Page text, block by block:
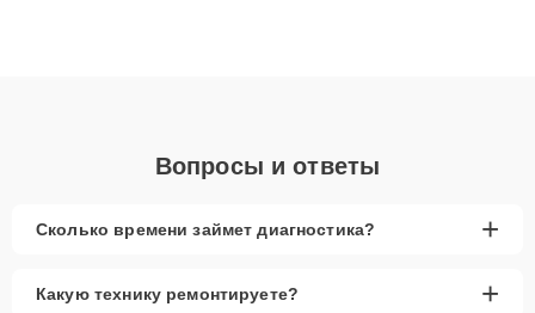
Вопросы и ответы
Сколько времени займет диагностика? +
Какую технику ремонтируете? +